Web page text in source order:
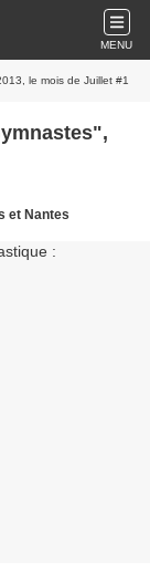
MENU
le mois de Juillet #1
et Nantes